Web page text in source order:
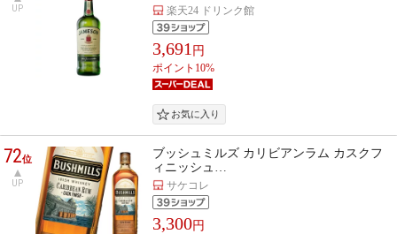
UP 楽天24 ドリンク館
3,691 円
ポイント10%
72位
UP
ブッシュミルズ カリビアンラム カスクフ
ィニッシュ…
サケコレ
3,300円